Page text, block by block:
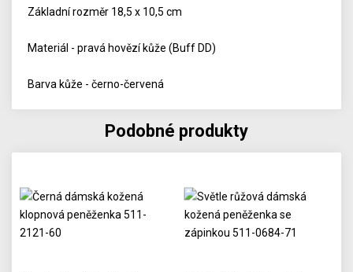
Základní rozměr 18,5 x 10,5 cm
Materiál - pravá hovězí kůže (Buff DD)
Barva kůže - černo-červená
Podobné produkty